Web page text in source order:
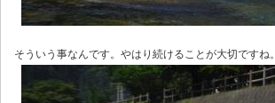
そういう事なんです。やはり続けることが大切ですね。